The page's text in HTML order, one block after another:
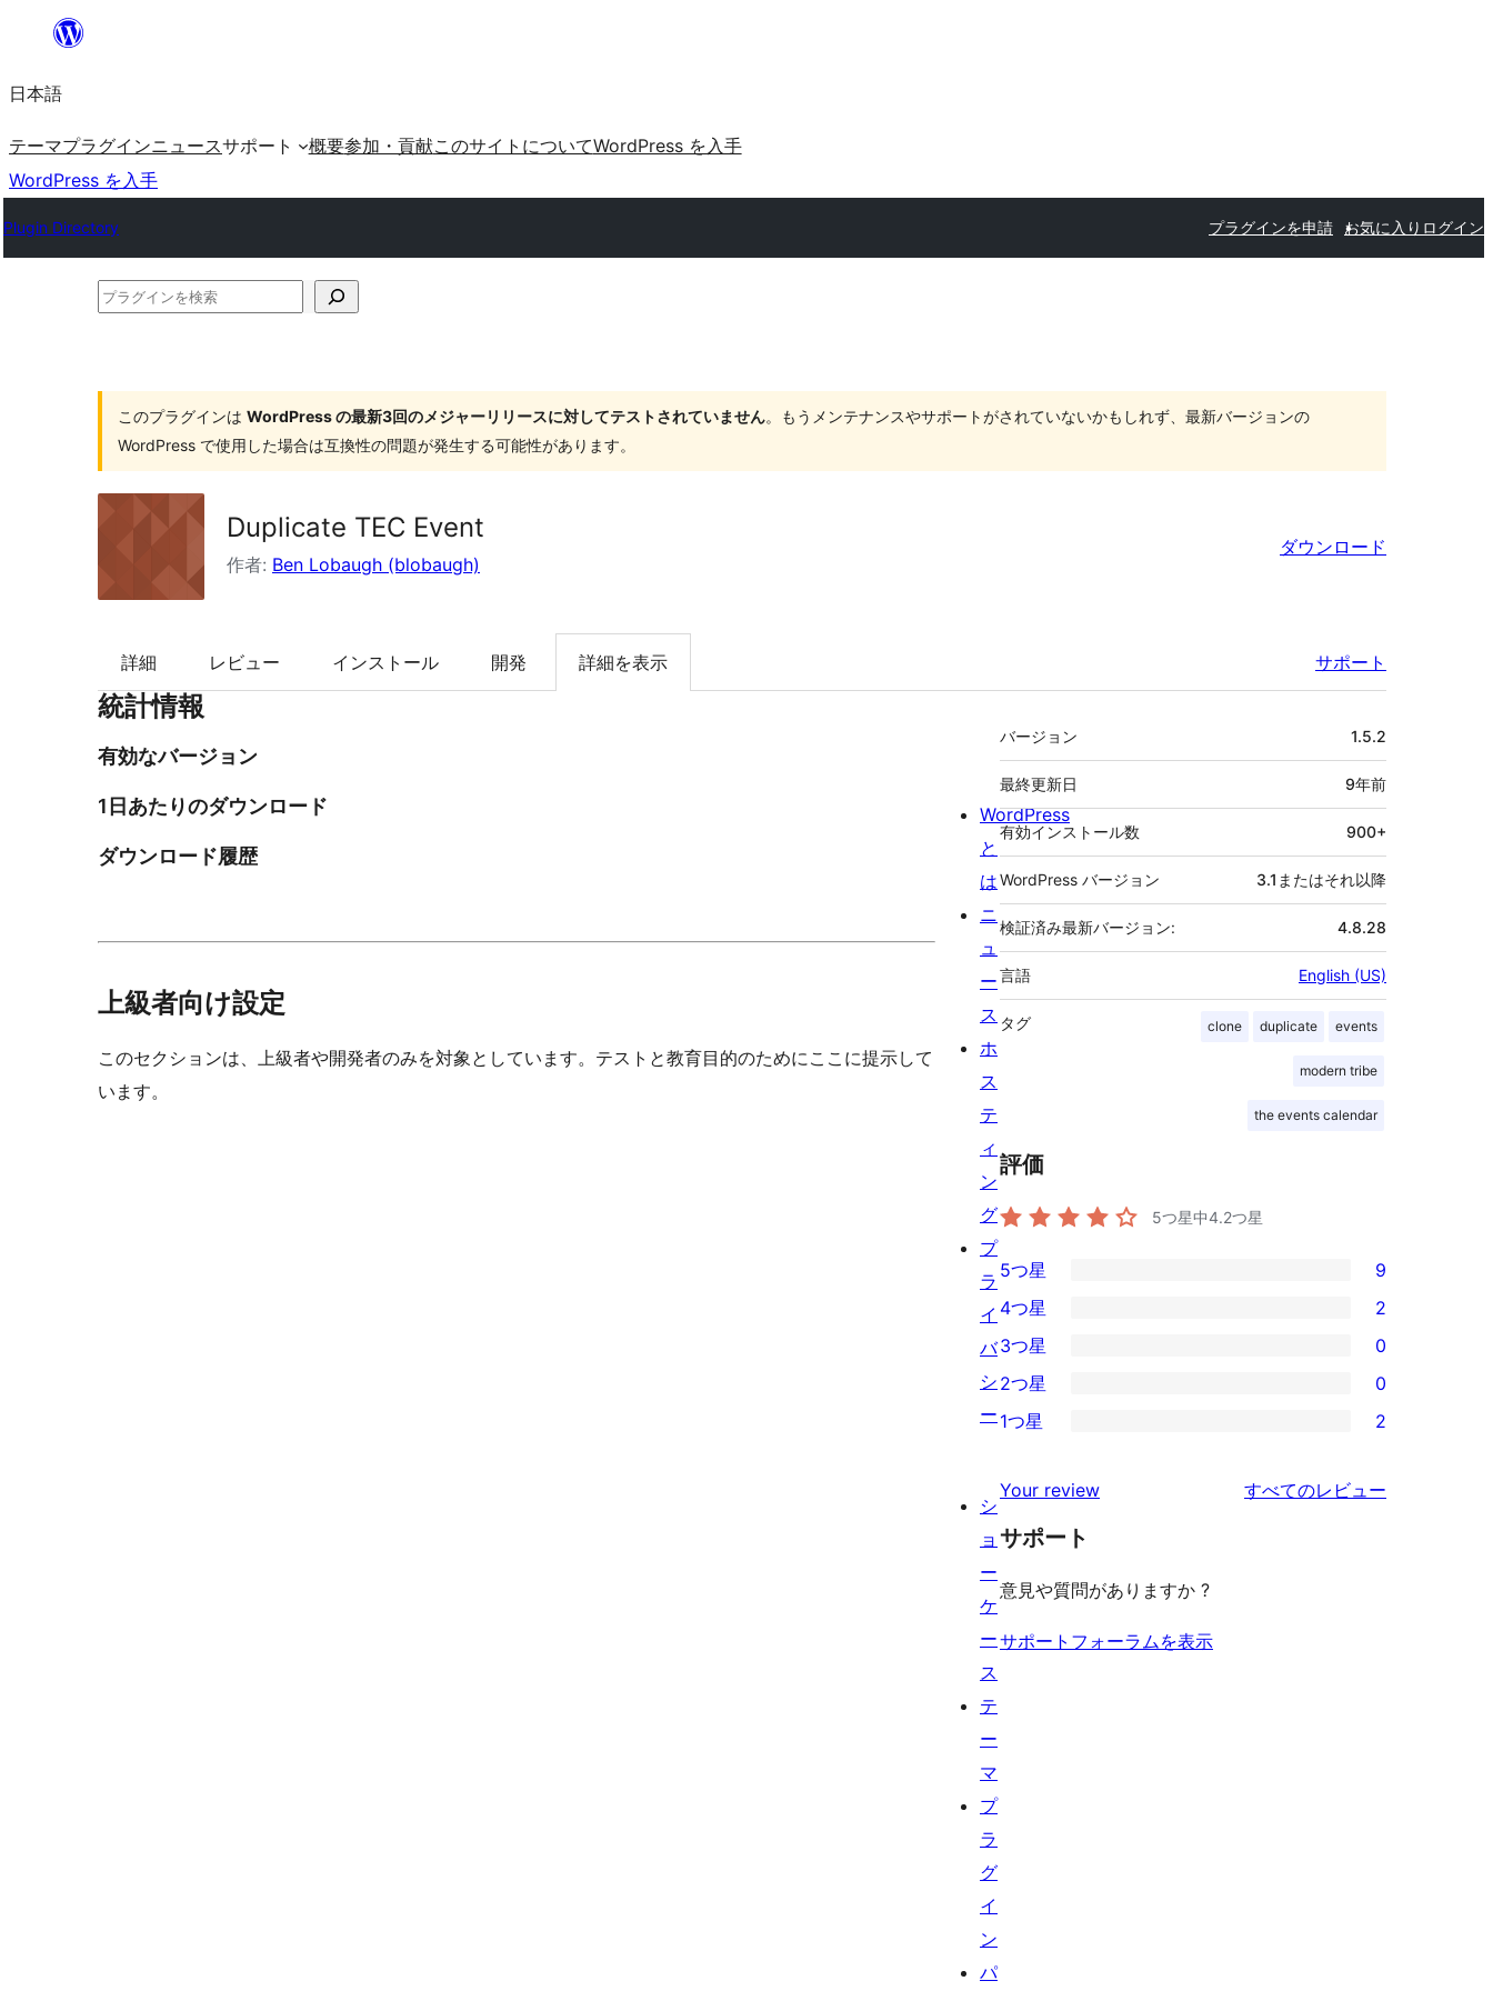
を
ッ
プ
日本語
テーマプラグインニュースサポート 概要参加・貢献このサイトについてWordPress を入手
WordPress を入手
Plugin Directory プラグインを申請 お気に入り ログイン
プ
イ
検
このプラグインは WordPress の最新3回のメジャーリリースに対してテストされていません。もうメンテナンスやサポートがされていないかもしれず、最新バージョンの
WordPress で使用した場合は互換性の問題が発生する可能性があります。
Duplicate TEC Event
作者: Ben Lobaugh (blobaugh)
ダウンロード
詳細 レビュー インストール 開発 詳細を表示 サポート
統計情報
有効なバージョン
1日あたりのダウンロード
ダウンロード履歴
上級者向け設定
このセクションは、上級者や開発者のみを対象としています。テストと教育目的のためにここに提示して
います。
メ
タ
バージョン 1.5.2
最終更新日 9年前
有効インストール数 900+
WordPress バージョン 3.1またはそれ以降
検証済み最新バージョン: 4.8.28
言語 English (US)
タグ clone duplicate events
modern tribe
the events calendar
評価
5つ星中4.2つ星
9
5-
星
レ
ビ
ー
5つ星 9
4-
星
レ
ュ
ー
4つ星 2
0
3-
星
ビ
ュ
3つ星 0
2-
レ
ビ
ー
2つ星 0
星
レ
ュ
ー
1つ星 2
Your review すべてのレビュー
サポート
意見や質問がありますか ?
サポートフォーラムを表示
WordPress
と
は
ニ
ュ
ー
ス
ホ
ス
テ
ィ
ン
グ
プ
ラ
イ
バ
シ
ー
シ
ョ
ー
ケ
ー
ス
テ
ー
マ
プ
ラ
グ
イ
ン
パ